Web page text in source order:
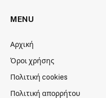
MENU
Αρχική
Όροι χρήσης
Πολιτική cookies
Πολιτική απορρήτου